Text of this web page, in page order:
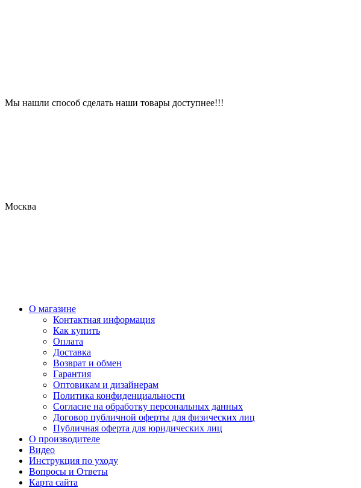
Мы нашли способ сделать наши товары доступнее!!!
Москва
О магазине
Контактная информация
Как купить
Оплата
Доставка
Возврат и обмен
Гарантия
Оптовикам и дизайнерам
Политика конфиденциальности
Согласие на обработку персональных данных
Договор публичной оферты для физических лиц
Публичная оферта для юридических лиц
О производителе
Видео
Инструкция по уходу
Вопросы и Ответы
Карта сайта